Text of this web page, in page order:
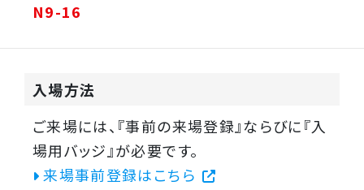
N9-16
入場方法
ご来場には、『事前の来場登録』ならびに『入
場用バッジ』が必要です。
来場事前登録はこちら